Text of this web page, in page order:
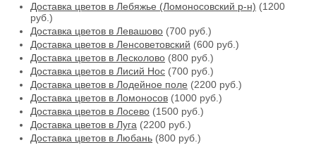
Доставка цветов в Лебяжье (Ломоносовский р-н) (1200
руб.)
Доставка цветов в Левашово (700 руб.)
Доставка цветов в Ленсоветовский (600 руб.)
Доставка цветов в Лесколово (800 руб.)
Доставка цветов в Лисий Нос (700 руб.)
Доставка цветов в Лодейное поле (2200 руб.)
Доставка цветов в Ломоносов (1000 руб.)
Доставка цветов в Лосево (1500 руб.)
Доставка цветов в Луга (2200 руб.)
Доставка цветов в Любань (800 руб.)